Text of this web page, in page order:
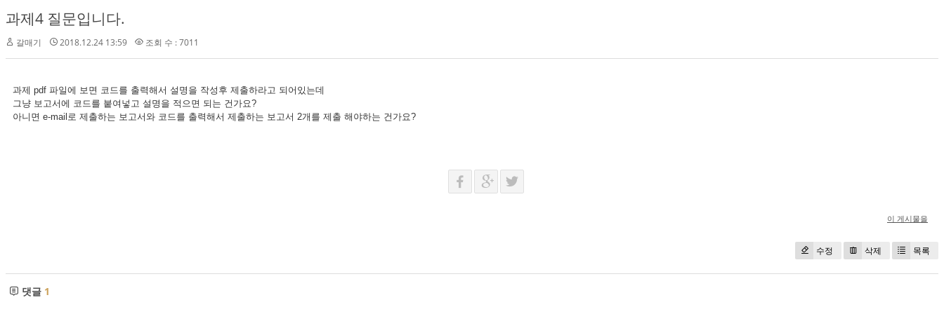
과제4 질문입니다.
갈매기 2018.12.24 13:59 조회 수 : 7011
과제 pdf 파일에 보면 코드를 출력해서 설명을 작성후 제출하라고 되어있는데
그냥 보고서에 코드를 붙여넣고 설명을 적으면 되는 건가요?
아니면 e-mail로 제출하는 보고서와 코드를 출력해서 제출하는 보고서 2개를 제출 해야하는 건가요?
이 게시물을
수정 삭제 목록
댓글 1